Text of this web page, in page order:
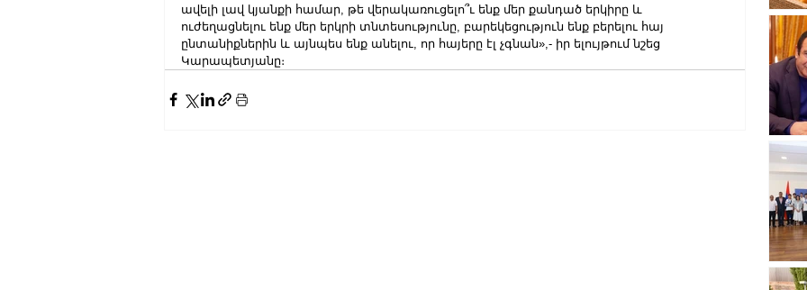
ավելի լավ կյանքի համար, թե վերակառուցելո՞ւ ենք մեր քանդած երկիրը և
ուժեղացնելու ենք մեր երկրի տնտեսությունը, բարեկեցություն ենք բերելու հայ
ընտանիքներին և այնպես ենք անելու, որ հայերը էլ չգնան»,- իր ելույթում նշեց
Կարապետյանը։